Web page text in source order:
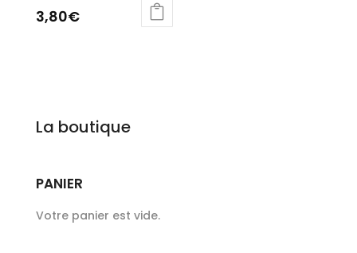
3,80€
La boutique
PANIER
Votre panier est vide.